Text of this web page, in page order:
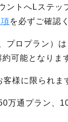
トへLステッ
を必ずご確認
ロプラン）
可能となりま
様に限られま
通プラン、